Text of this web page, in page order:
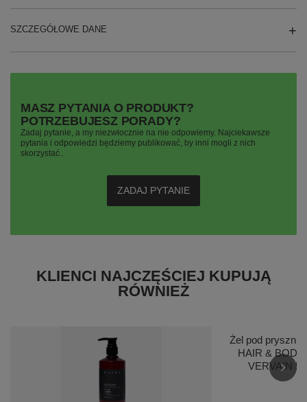
SZCZEGÓŁOWE DANE
MASZ PYTANIA O PRODUKT?
POTRZEBUJESZ PORADY?
Zadaj pytanie, a my niezwłocznie na nie odpowiemy. Najciekawsze
pytania i odpowiedzi będziemy publikować, by inni mogli z nich
skorzystać..
ZADAJ PYTANIE
KLIENCI NAJCZĘŚCIEJ KUPUJĄ
RÓWNIEŻ
Żel pod prysznic
HAIR &
VERVAIN